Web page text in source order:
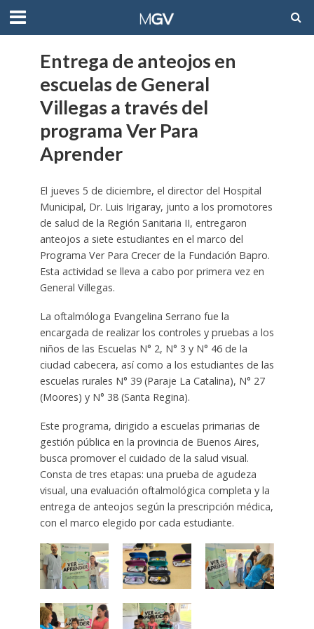
Entrega de anteojos en
escuelas de General
Villegas a través del
programa Ver Para
Aprender
El jueves 5 de diciembre, el director del Hospital
Municipal, Dr. Luis Irigaray, junto a los promotores
de salud de la Región Sanitaria II, entregaron
anteojos a siete estudiantes en el marco del
Programa Ver Para Crecer de la Fundación Bapro.
Esta actividad se lleva a cabo por primera vez en
General Villegas.
La oftalmóloga Evangelina Serrano fue la
encargada de realizar los controles y pruebas a los
niños de las Escuelas N° 2, N° 3 y N° 46 de la
ciudad cabecera, así como a los estudiantes de las
escuelas rurales N° 39 (Paraje La Catalina), N° 27
(Moores) y N° 38 (Santa Regina).
Este programa, dirigido a escuelas primarias de
gestión pública en la provincia de Buenos Aires,
busca promover el cuidado de la salud visual.
Consta de tres etapas: una prueba de agudeza
visual, una evaluación oftalmológica completa y la
entrega de anteojos según la prescripción médica,
con el marco elegido por cada estudiante.